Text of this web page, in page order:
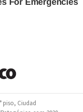
piso, Ciudad